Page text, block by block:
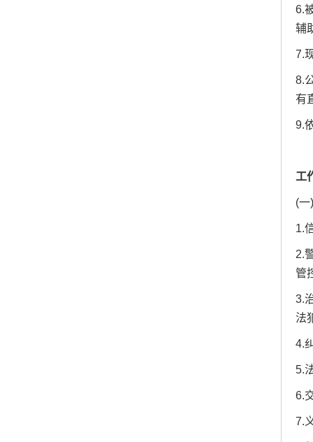
6.
辅
7.
8.
有
9.
工
(一
1.
2.
管
3.
法
4.
5.
6.
7.